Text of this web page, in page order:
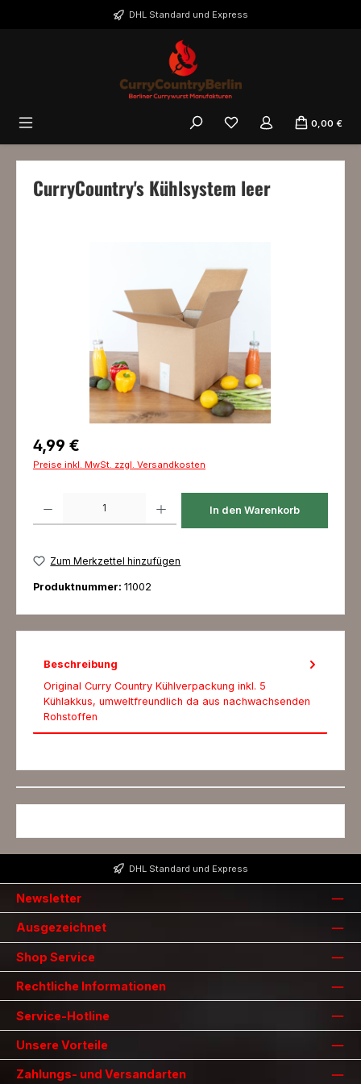
Zum Hauptinhalt springenDHL Standard und Express
0,00 €
CurryCountry's Kühlsystem leer
Regulärer Preis:
4,99 €
Preise inkl. MwSt. zzgl. Versandkosten
In den Warenkorb
Zum Merkzettel hinzufügen
Produktnummer: 11002
Beschreibung
Original Curry Country Kühlverpackung inkl. 5
Kühlakkus, umweltfreundlich da aus nachwachsenden
Rohstoffen
DHL Standard und Express
Newsletter
Ausgezeichnet
Shop Service
Rechtliche Informationen
Service-Hotline
Unsere Vorteile
Zahlungs- und Versandarten